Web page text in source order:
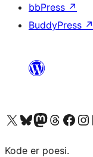
bbPress ↗
BuddyPress ↗
Besøk vår konto på X Visit our Bluesky account
Besøk vår Mastodon-konto
Visit our Threads
Besøk vår Facebook-side
Besøk
Kode er poesi.